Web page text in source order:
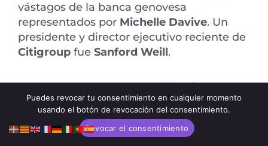
vástagos de la banca genovesa
representados por Michelle Davive. Un
presidente y director ejecutivo reciente de
Citigroup fue Sanford Weill.
En 1968,Morgan GuarantylanzóEuro-
Clear, un sistema de compensación
bancaria con sede enBruselaspara
valores en eurodólares. Fue el primer
Puedes revocar tu consentimiento en cualquier momento
usando el botón de revocación del consentimiento.
Revocar el consentimiento